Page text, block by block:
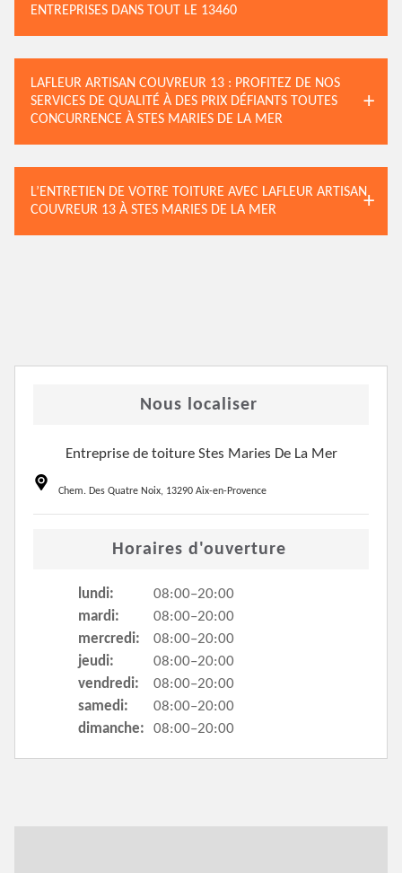
ENTREPRISES DANS TOUT LE 13460
LAFLEUR ARTISAN COUVREUR 13 : PROFITEZ DE NOS
SERVICES DE QUALITÉ À DES PRIX DÉFIANTS TOUTES
CONCURRENCE À STES MARIES DE LA MER
L’ENTRETIEN DE VOTRE TOITURE AVEC LAFLEUR ARTISAN
COUVREUR 13 À STES MARIES DE LA MER
Nous localiser
Entreprise de toiture Stes Maries De La Mer
Chem. Des Quatre Noix, 13290 Aix-en-Provence
Horaires d'ouverture
lundi:
08:00–20:00
mardi:
08:00–20:00
mercredi:
08:00–20:00
jeudi:
08:00–20:00
vendredi:
08:00–20:00
samedi:
08:00–20:00
dimanche:
08:00–20:00